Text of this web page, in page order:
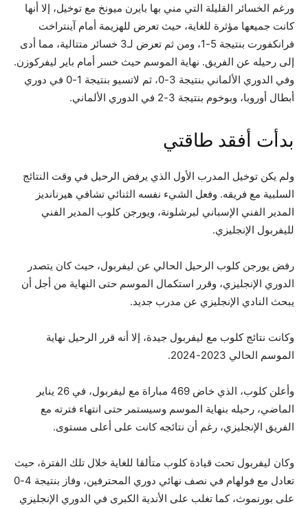
ورغم الخسائر القليلة التي مني بها بايرن ميونخ مع توخيل، إلا أنها
كانت جميعها مؤثرة للغاية، حيث تعرض للهزيمة أمام آينتراخت
فرانكفورت بنتيجة 5-1، ومن ثم تعرض لـ3 خسائر متتالية، مما أدى
إلى رحيله عن الفريق. نهاية الموسم حيث خسر أمام باير ليفركوزن.
وفي الدوري الألماني بنتيجة 3-0، ثم لاتسيو بنتيجة 1-0 في دوري
أبطال أوروبا، وبوخوم بنتيجة 3-2 في الدوري الألماني.
بدأت أفقد طاقتي
ولم يكن توخيل المدرب الأول الذي يرفض الرحيل في وقت النتائج
السلبية مع فريقه. وفعل الشيء نفسه الثنائي تشافي هيرنانديز
المدير الفني الإسباني لبرشلونة، ويورجن كلوب المدير الفني
لليفربول الإنجليزي.
رفض يورجن كلوب الرحيل الحالي عن ليفربول، حيث كان يتصدر
الدوري الإنجليزي، وقرر استكمال الموسم حتى النهاية من أجل أن
يبحث النادي الإنجليزي عن مدرب جديد.
وكانت نتائج كلوب مع ليفربول جيدة، إلا أنه قرر الرحيل نهاية
الموسم الحالي 2023-2024.
وأعلن كلوب، الذي خاض 469 مباراة مع ليفربول، في 26 يناير
الماضي، رحيله بنهاية الموسم وسيستمر حتى انتهاء فترته مع
الفريق الإنجليزي، رغم أن نتائجه كانت على أعلى مستوى.
وكان ليفربول تحت قيادة كلوب متألقا للغاية خلال تلك الفترة، حيث
تعادل مع فولهام في نصف نهائي دوري المحترفين، وفاز بنتيجة 4-0
على بورنموث، كما تغلب على الأندية الكبرى في الدوري الإنجليزي